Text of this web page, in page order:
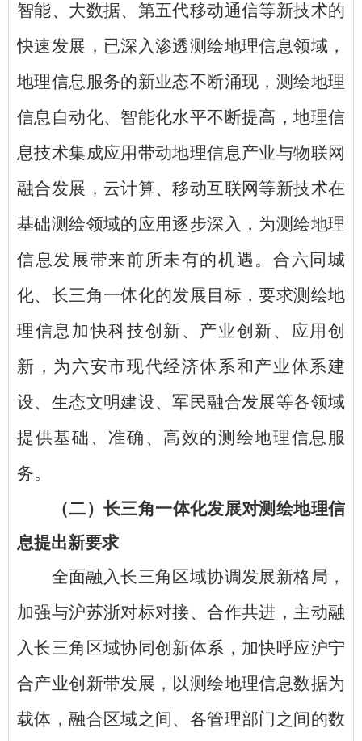
智能、大数据、第五代移动通信等新技术的
快速发展，已深入渗透测绘地理信息领域，
地理信息服务的新业态不断涌现，测绘地理
信息自动化、智能化水平不断提高，地理信
息技术集成应用带动地理信息产业与物联网
融合发展，云计算、移动互联网等新技术在
基础测绘领域的应用逐步深入，为测绘地理
信息发展带来前所未有的机遇。合六同城
化、长三角一体化的发展目标，要求测绘地
理信息加快科技创新、产业创新、应用创
新， 为六安市现代经济体系和产业体系建
设、生态文明建设、军民融合发展等各领域
提供基础、准确、高效的测绘地理信息服
务。
（二）长三角一体化发展对测绘地理信
息提出新要求
全面融入长三角区域协调发展新格局，
加强与沪苏浙对标对接、合作共进，主动融
入长三角区域协同创新体系，加快呼应沪宁
合产业创新带发展，以测绘地理信息数据为
载体，融合区域之间、各管理部门之间的数